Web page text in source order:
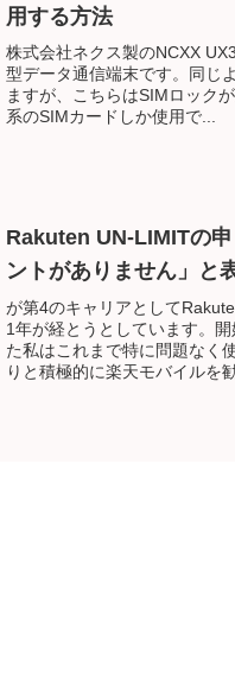
用する方法
株式会社ネクス製のNCXX
型データ通信端末です。同じ
ますが、こちらはSIMロック
系のSIMカードしか使用で...
Rakuten UN-LIMITの
ントがありません」と
が第4のキャリアとして
1年が経とうとしています。
た私はこれまで特に問題なく
りと積極的に楽天モバイルを